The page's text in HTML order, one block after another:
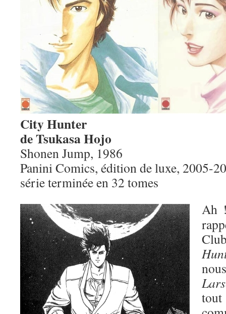
City Hunter
de Tsukasa Hojo
Shonen Jump, 1986
Panini Comics, édition de luxe, 2005-
série terminée en 32 tomes